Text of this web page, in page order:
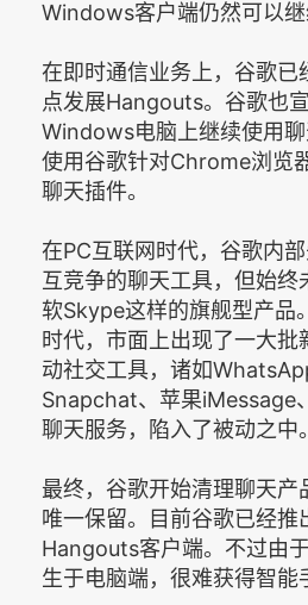
Windows客户端仍然可以继
在即时通信业务上，谷歌已
点发展Hangouts。谷歌也
Windows电脑上继续使用
使用谷歌针对Chrome浏览
聊天插件。
在PC互联网时代，谷歌内
互竞争的聊天工具，但始终
软Skype这样的旗舰型产品
时代，市面上出现了一大批
动社交工具，诸如
Snapchat、苹果iMessage
聊天服务，陷入了被动之中。
最终，谷歌开始清理聊天
唯一保留。目前谷歌已经推
Hangouts客户端。不过由
生于电脑端，很难获得智能